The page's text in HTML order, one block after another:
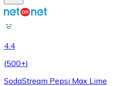
4.4
(500+)
SodaStream Pepsi Max Lime